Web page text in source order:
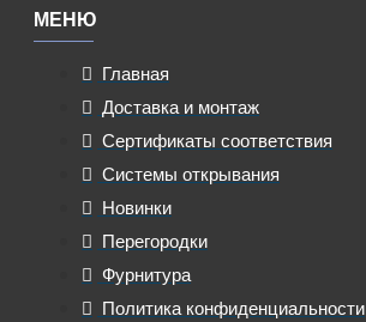
МЕНЮ
Главная
Доставка и монтаж
Сертификаты соответствия
Системы открывания
Новинки
Перегородки
Фурнитура
Политика конфиденциальности